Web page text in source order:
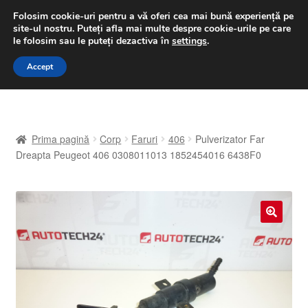
LIVRARE de la 33 lei
luni-vineri 9 a.m. - 4 p.m.031 229 6816
Sari
Sari
A lua legatura
Prima pagină Corp Faruri 406
Pulverizator Far
Dreapta Peugeot 406 0308011013 1852454016 6438F0
Folosim cookie-uri pentru a vă oferi cea mai bună experiență pe
site-ul nostru. Puteți afla mai multe despre cookie-urile pe care
le folosim sau le puteți dezactiva în settings.
Accept